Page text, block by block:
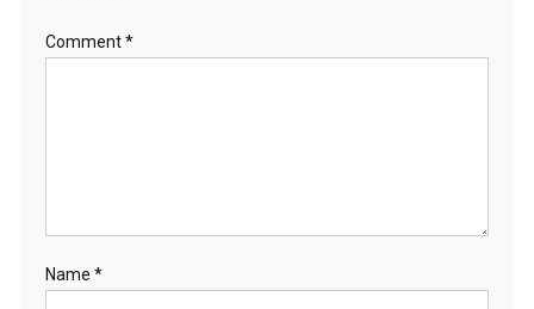
Comment*
Name *